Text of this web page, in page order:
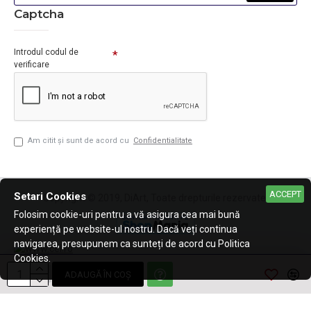
ADAUGĂ ÎN COŞ
Captcha
Introdul codul de
verificare
Am citit şi sunt de acord cu Confidentialitate
Copyright © 2019, DiArt, Toate drepturile rezervate. ACCEPT
Setari Cookies
Folosim cookie-uri pentru a vă asigura cea mai bună
experiență pe website-ul nostru. Dacă veți continua
navigarea, presupunem ca sunteți de acord cu Politica
Cookies.